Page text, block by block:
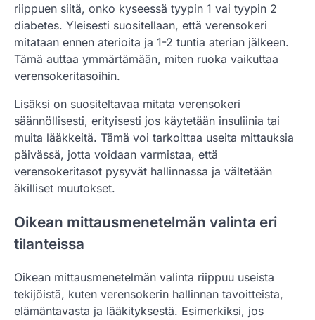
riippuen siitä, onko kyseessä tyypin 1 vai tyypin 2
diabetes. Yleisesti suositellaan, että verensokeri
mitataan ennen aterioita ja 1-2 tuntia aterian jälkeen.
Tämä auttaa ymmärtämään, miten ruoka vaikuttaa
verensokeritasoihin.
Lisäksi on suositeltavaa mitata verensokeri
säännöllisesti, erityisesti jos käytetään insuliinia tai
muita lääkkeitä. Tämä voi tarkoittaa useita mittauksia
päivässä, jotta voidaan varmistaa, että
verensokeritasot pysyvät hallinnassa ja vältetään
äkilliset muutokset.
Oikean mittausmenetelmän valinta eri
tilanteissa
Oikean mittausmenetelmän valinta riippuu useista
tekijöistä, kuten verensokerin hallinnan tavoitteista,
elämäntavasta ja lääkityksestä. Esimerkiksi, jos